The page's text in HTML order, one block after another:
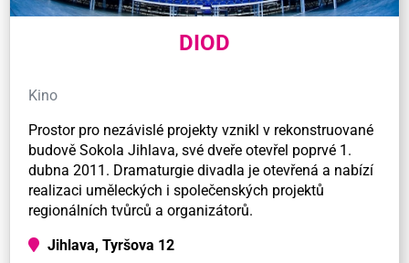
DIOD
Kino
Prostor pro nezávislé projekty vznikl v rekonstruované
budově Sokola Jihlava, své dveře otevřel poprvé 1.
dubna 2011. Dramaturgie divadla je otevřená a nabízí
realizaci uměleckých i společenských projektů
regionálních tvůrců a organizátorů.
Jihlava, Tyršova 12